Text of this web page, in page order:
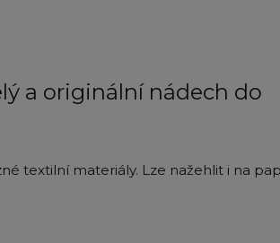
a originální nádech do
textilní materiály. Lze nažehlit i na